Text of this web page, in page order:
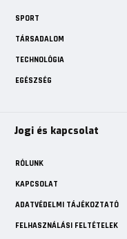
SPORT
TÁRSADALOM
TECHNOLÓGIA
EGÉSZSÉG
Jogi és kapcsolat
RÓLUNK
KAPCSOLAT
ADATVÉDELMI TÁJÉKOZTATÓ
FELHASZNÁLÁSI FELTÉTELEK